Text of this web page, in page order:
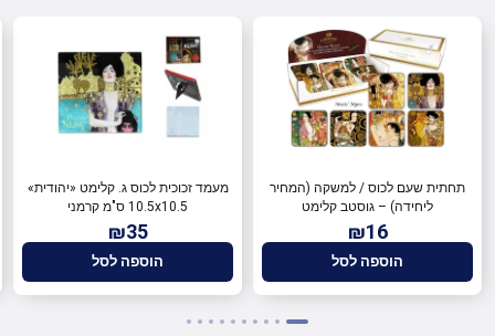
תחתית שעם לכוס / למשקה (המחיר
ליחידה) – גוסטב קלימט
₪16
הוספה לסל
מעמד זכוכית לכוס ג. קלימט «יהודית»
10.5x10.5 ס"מ קרמני
₪35
הוספה לסל